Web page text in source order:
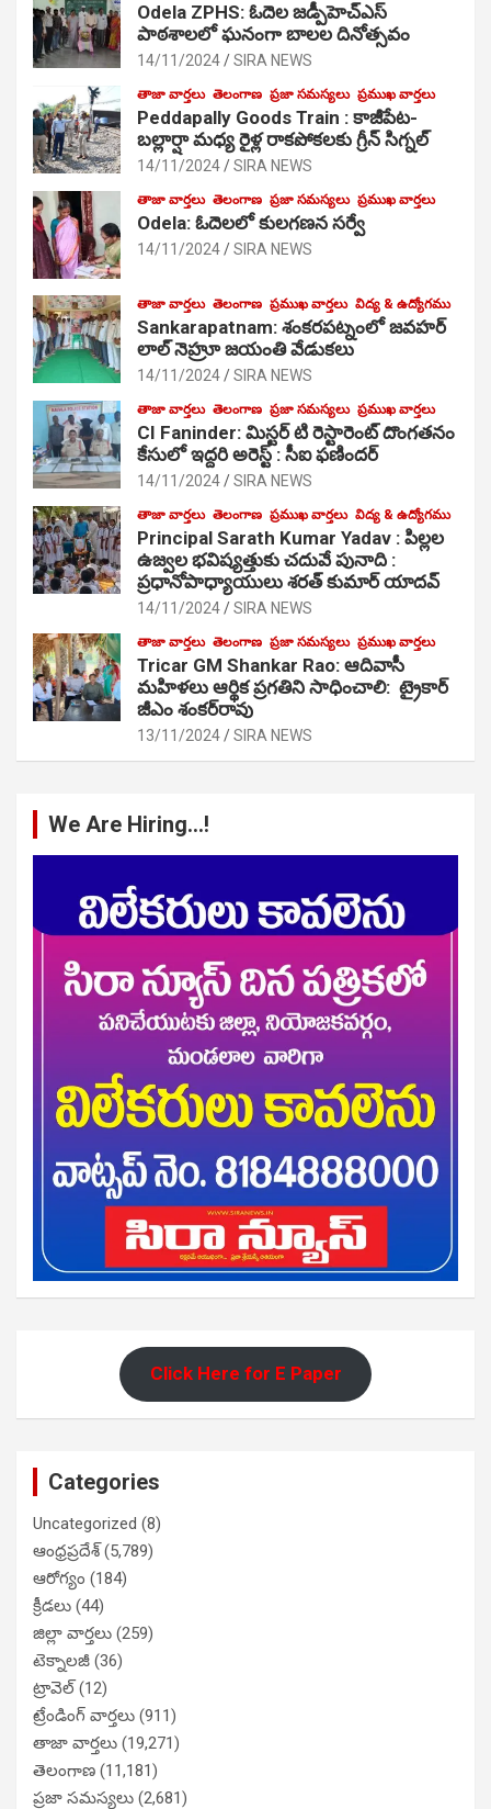
Odela ZPHS: ఓదెల జ‌డ్పీహెచ్ఎస్
పాఠ‌శాల‌లో ఘనంగా బాలల దినోత్సవం
14/11/2024 SIRA NEWS
తాజా వార్తలు తెలంగాణ ప్రజా సమస్యలు ప్రముఖ వార్తలు
Peddapally Goods Train : కాజీపేట-
బల్లార్షా మధ్య రైళ్ల రాకపోకలకు గ్రీన్ సిగ్నల్
14/11/2024 SIRA NEWS
తాజా వార్తలు తెలంగాణ ప్రజా సమస్యలు ప్రముఖ వార్తలు
Odela: ఓదెలలో కులగణన సర్వే
14/11/2024 SIRA NEWS
తాజా వార్తలు తెలంగాణ ప్రముఖ వార్తలు విద్య & ఉద్యోగము
Sankarapatnam: శంకరపట్నంలో జవహర్
లాల్ నెహ్రూ జయంతి వేడుకలు
14/11/2024 SIRA NEWS
తాజా వార్తలు తెలంగాణ ప్రజా సమస్యలు ప్రముఖ వార్తలు
CI Faninder: మిస్టర్ టి రెస్టారెంట్ దొంగతనం
కేసులో ఇద్దరి అరెస్ట్ : సీఐ ఫణిందర్
14/11/2024 SIRA NEWS
తాజా వార్తలు తెలంగాణ ప్రముఖ వార్తలు విద్య & ఉద్యోగము
Principal Sarath Kumar Yadav : పిల్లల
ఉజ్వల భవిష్యత్తుకు చదువే పునాది :
ప్రధానోపాధ్యాయులు శరత్ కుమార్ యాదవ్
14/11/2024 SIRA NEWS
తాజా వార్తలు తెలంగాణ ప్రజా సమస్యలు ప్రముఖ వార్తలు
Tricar GM Shankar Rao: ఆదివాసీ
మహిళలు ఆర్థిక ప్రగతిని సాధించాలి: ట్రైకార్
జీఎం శంకర్‌రావు
13/11/2024 SIRA NEWS
We Are Hiring…!
Click Here for E Paper
Categories
Uncategorized (8)
ఆంధ్రప్రదేశ్(5,789)
ఆరోగ్యం (184)
క్రీడలు (44)
జిల్లా వార్తలు (259)
టెక్నాలజీ (36)
ట్రావెల్(12)
ట్రేండింగ్ వార్తలు (911)
తాజా వార్తలు (19,271)
తెలంగాణ (11,181)
ప్రజా సమస్యలు (2,681)